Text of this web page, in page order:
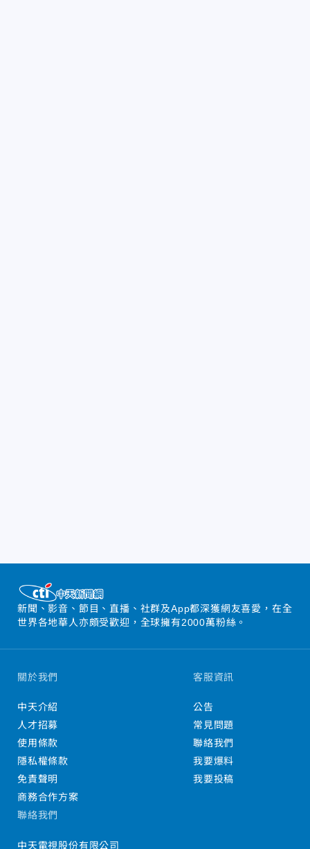
新聞、影音、節目、直播、社群及App都深獲網友喜愛，在全
世界各地華人亦頗受歡迎，全球擁有2000萬粉絲。
關於我們
中天介紹
人才招募
使用條款
隱私權條款
免責聲明
商務合作方案
客服資訊
公告
常見問題
聯絡我們
我要爆料
我要投稿
聯絡我們
中天電視股份有限公司